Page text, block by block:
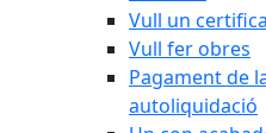
Vull un
Vull fer obres
Pagament de
autoliquidació